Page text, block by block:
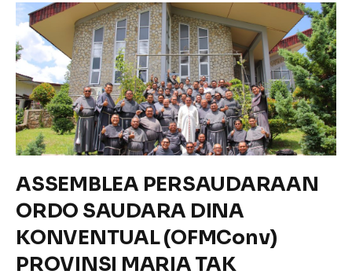
ASSEMBLEA PERSAUDARAAN
ORDO SAUDARA DINA
KONVENTUAL (OFMConv)
PROVINSI MARIA TAK